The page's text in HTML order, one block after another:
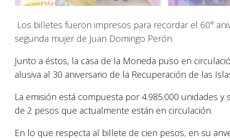
Los billetes fueron impresos para recordar el 60°
segunda mujer de Juan Domingo Perón.
Junto a éstos, la casa de la Moneda puso en
alusiva al 30 aniversario de la Recuperación de las
La emisión está compuesta por 4.985.000 unidades
de 2 pesos que actualmente están en circulación.
En lo que respecta al billete de cien pesos, en su